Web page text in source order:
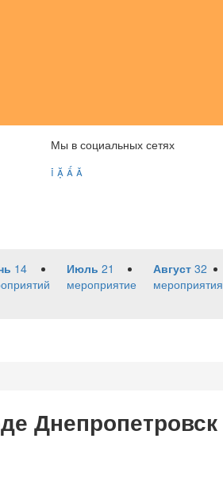
Мы в социальных сетях
   
14
Июль 21
мероприятие
Август 32
мероприятия
Днепропетровск